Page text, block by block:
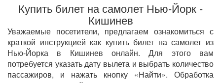
Купить билет на самолет Нью-Йорк -
Кишинев
Уважаемые посетители, предлагаем ознакомиться с
краткой инструкцией как купить билет на самолет из
Нью-Йорка в Кишинев онлайн. Для этого вам
потребуется указать дату вылета и выбрать количество
пассажиров, и нажать кнопку «Найти». Обработка